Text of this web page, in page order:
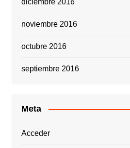
diciembre 2016
noviembre 2016
octubre 2016
septiembre 2016
Meta
Acceder